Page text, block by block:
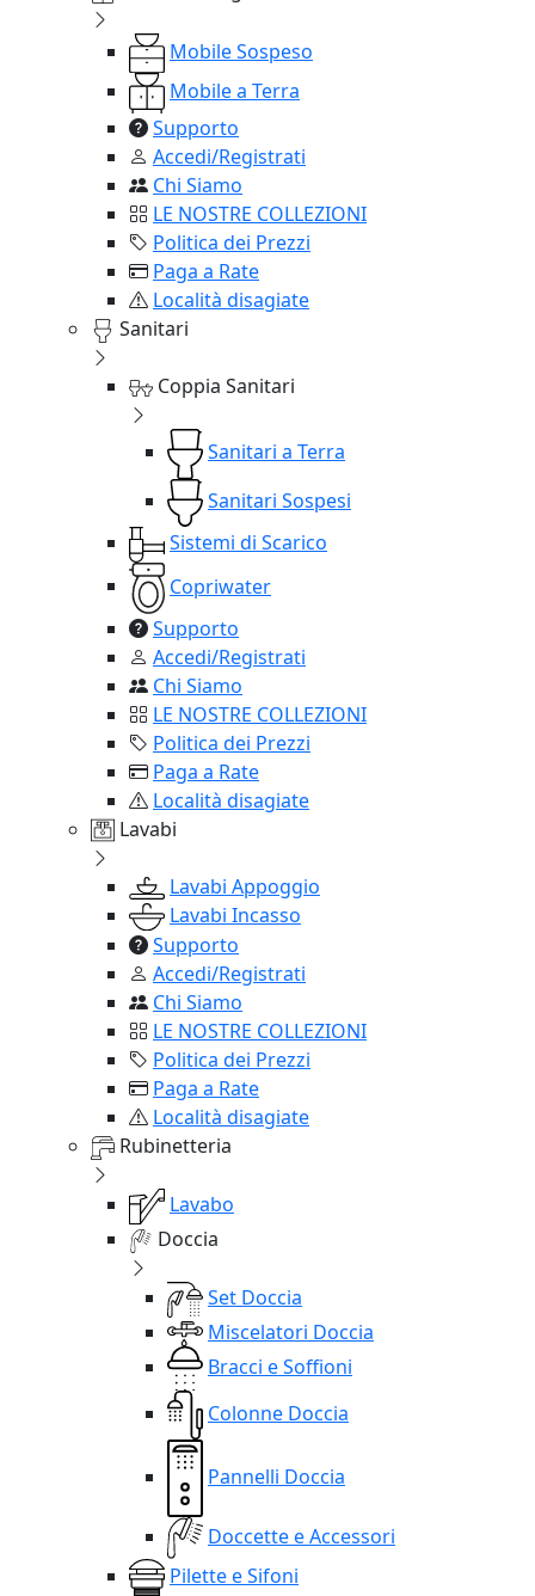
Mobile Sospeso
Mobile a Terra
Supporto
Accedi/Registrati
Chi Siamo
LE NOSTRE COLLEZIONI
Politica dei Prezzi
Paga a Rate
Località disagiate
Sanitari
Coppia Sanitari
Sanitari a Terra
Sanitari Sospesi
Sistemi di Scarico
Copriwater
Supporto
Accedi/Registrati
Chi Siamo
LE NOSTRE COLLEZIONI
Politica dei Prezzi
Paga a Rate
Località disagiate
Lavabi
Lavabi Appoggio
Lavabi Incasso
Supporto
Accedi/Registrati
Chi Siamo
LE NOSTRE COLLEZIONI
Politica dei Prezzi
Paga a Rate
Località disagiate
Rubinetteria
Lavabo
Doccia
Set Doccia
Miscelatori Doccia
Bracci e Soffioni
Colonne Doccia
Pannelli Doccia
Doccette e Accessori
Pilette e Sifoni